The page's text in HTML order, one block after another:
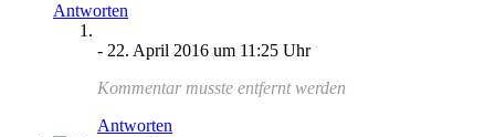
Antworten
- 22. April 2016 um 11:25 Uhr
Kommentar musste entfernt werden
Antworten